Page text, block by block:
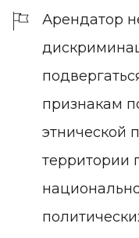
Арендатор
признакам
этнической
территории